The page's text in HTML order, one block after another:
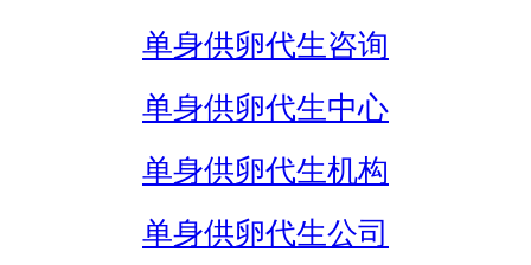
单身供卵代生咨询
单身供卵代生中心
单身供卵代生机构
单身供卵代生公司